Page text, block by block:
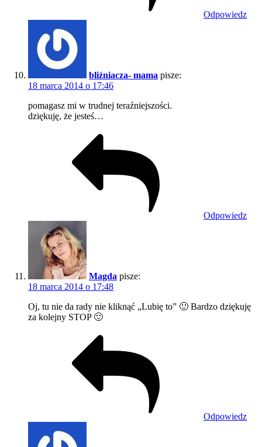
Odpowiedz
bliźniacza- mama pisze:
18 marca 2014 o 17:46
pomagasz mi w trudnej teraźniejszości.
dziękuję, że jesteś…
Odpowiedz
Magda pisze:
18 marca 2014 o 17:48
Oj, tu nie da rady nie kliknąć „Lubię to” 🙂 Bardzo dziękuję
za kolejny STOP 🙂
Odpowiedz